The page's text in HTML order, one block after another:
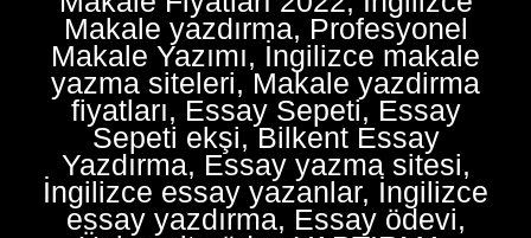
Makale yazdırma, Profesyonel
Makale Yazımı, İngilizce makale
yazma siteleri, Makale yazdirma
fiyatları, Essay Sepeti, Essay
Sepeti ekşi, Bilkent Essay
Yazdırma, Essay yazma sitesi,
İngilizce essay yazanlar, İngilizce
essay yazdırma, Essay ödevi,